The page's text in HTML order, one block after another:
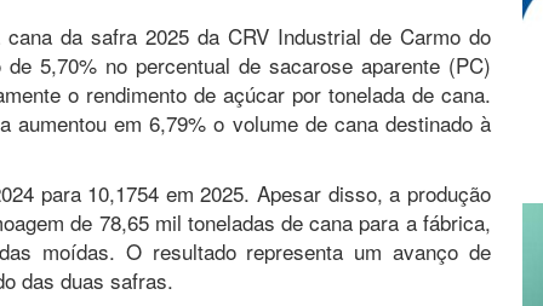
da safra 2025 da CRV Industrial de Carmo do
5,70% no percentual de sacarose aparente (PC)
o rendimento de açúcar por tonelada de cana.
em 6,79% o volume de cana destinado à
para 10,1754 em 2025. Apesar disso, a produção
de 78,65 mil toneladas de cana para a fábrica,
moídas. O resultado representa um avanço de
das duas safras.